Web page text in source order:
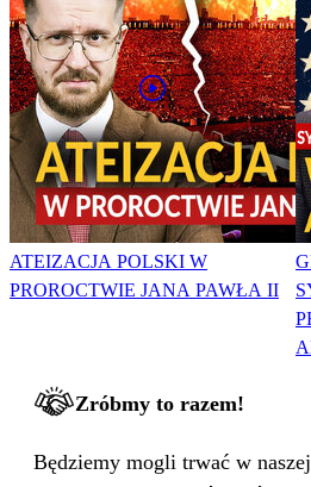
ATEIZACJA POLSKI W
PROROCTWIE JANA PAWŁA II
Zróbmy to razem!
Będziemy mogli trwać w